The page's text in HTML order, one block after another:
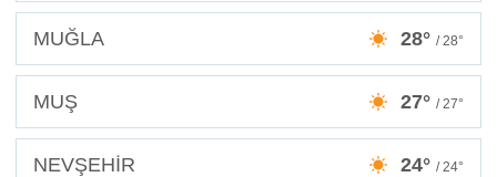
MUĞLA 28° / 28°
MUŞ 27° / 27°
NEVŞEHİR 24° / 24°